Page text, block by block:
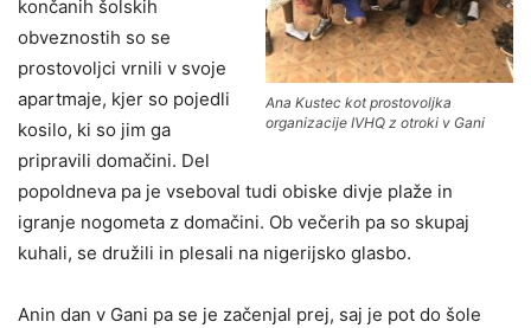
Ana Kustec kot prostovoljka
organizacije IVHQ z otroki v Gani
končanih šolskih
obveznostih so se
prostovoljci vrnili v svoje
apartmaje, kjer so pojedli
kosilo, ki so jim ga
pripravili domačini. Del
popoldneva pa je vseboval tudi obiske divje plaže in
igranje nogometa z domačini. Ob večerih pa so skupaj
kuhali, se družili in plesali na nigerijsko glasbo.
Anin dan v Gani pa se je začenjal prej, saj je pot do šole